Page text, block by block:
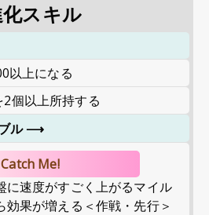
スキル
以上になる
2個以上所持する
ル ⟶
Me!
に速度がすごく上がるマイル
効果が増える＜作戦・先行＞